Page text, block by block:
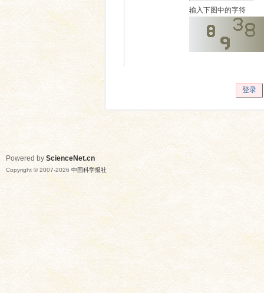
输入下图中的字符
登录
Powered by ScienceNet.cn
Copyright © 2007-2026 中国科学报社